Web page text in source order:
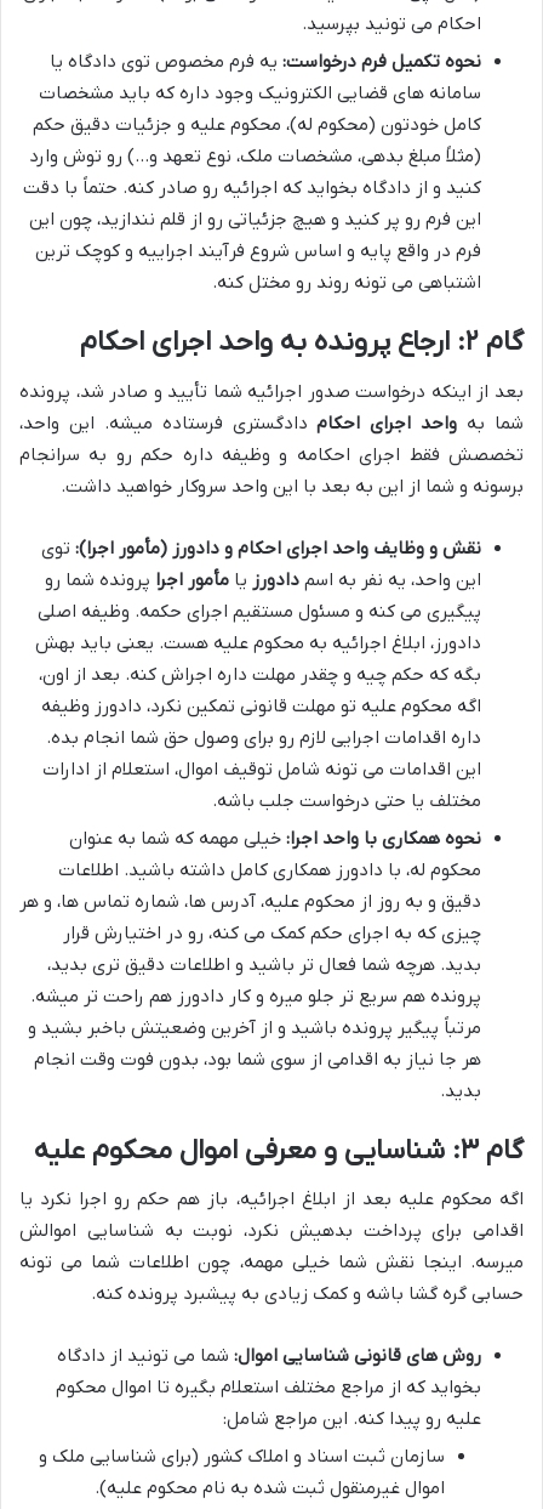
احکام می تونید بپرسید.
نحوه تکمیل فرم درخواست: یه فرم مخصوص توی دادگاه یا
سامانه های قضایی الکترونیک وجود داره که باید مشخصات
کامل خودتون (محکوم له)، محکوم علیه و جزئیات دقیق حکم
(مثلاً مبلغ بدهی، مشخصات ملک، نوع تعهد و…) رو توش وارد
کنید و از دادگاه بخواید که اجرائیه رو صادر کنه. حتماً با دقت
این فرم رو پر کنید و هیچ جزئیاتی رو از قلم نندازید، چون این
فرم در واقع پایه و اساس شروع فرآیند اجراییه و کوچک ترین
اشتباهی می تونه روند رو مختل کنه.
گام ۲: ارجاع پرونده به واحد اجرای احکام
بعد از اینکه درخواست صدور اجرائیه شما تأیید و صادر شد، پرونده
شما به واحد اجرای احکامدادگستری فرستاده میشه. این واحد،
تخصصش فقط اجرای احکامه و وظیفه داره حکم رو به سرانجام
برسونه و شما از این به بعد با این واحد سروکار خواهید داشت.
نقش و وظایف واحد اجرای احکام و دادورز (مأمور اجرا): توی
این واحد، یه نفر به اسم دادورز یا مأمور اجرا پرونده شما رو
پیگیری می کنه و مسئول مستقیم اجرای حکمه. وظیفه اصلی
دادورز، ابلاغ اجرائیه به محکوم علیه هست. یعنی باید بهش
بگه که حکم چیه و چقدر مهلت داره اجراش کنه. بعد از اون،
اگه محکوم علیه تو مهلت قانونی تمکین نکرد، دادورز وظیفه
داره اقدامات اجرایی لازم رو برای وصول حق شما انجام بده.
این اقدامات می تونه شامل توقیف اموال، استعلام از ادارات
مختلف یا حتی درخواست جلب باشه.
نحوه همکاری با واحد اجرا: خیلی مهمه که شما به عنوان
محکوم له، با دادورز همکاری کامل داشته باشید. اطلاعات
دقیق و به روز از محکوم علیه، آدرس ها، شماره تماس ها، و هر
چیزی که به اجرای حکم کمک می کنه، رو در اختیارش قرار
بدید. هرچه شما فعال تر باشید و اطلاعات دقیق تری بدید،
پرونده هم سریع تر جلو میره و کار دادورز هم راحت تر میشه.
مرتباً پیگیر پرونده باشید و از آخرین وضعیتش باخبر بشید و
هر جا نیاز به اقدامی از سوی شما بود، بدون فوت وقت انجام
بدید.
گام ۳: شناسایی و معرفی اموال محکوم علیه
اگه محکوم علیه بعد از ابلاغ اجرائیه، باز هم حکم رو اجرا نکرد یا
اقدامی برای پرداخت بدهیش نکرد، نوبت به شناسایی اموالش
میرسه. اینجا نقش شما خیلی مهمه، چون اطلاعات شما می تونه
حسابی گره گشا باشه و کمک زیادی به پیشبرد پرونده کنه.
روش های قانونی شناسایی اموال: شما می تونید از دادگاه
بخواید که از مراجع مختلف استعلام بگیره تا اموال محکوم
علیه رو پیدا کنه. این مراجع شامل:
سازمان ثبت اسناد و املاک کشور (برای شناسایی ملک و
اموال غیرمنقول ثبت شده به نام محکوم علیه).